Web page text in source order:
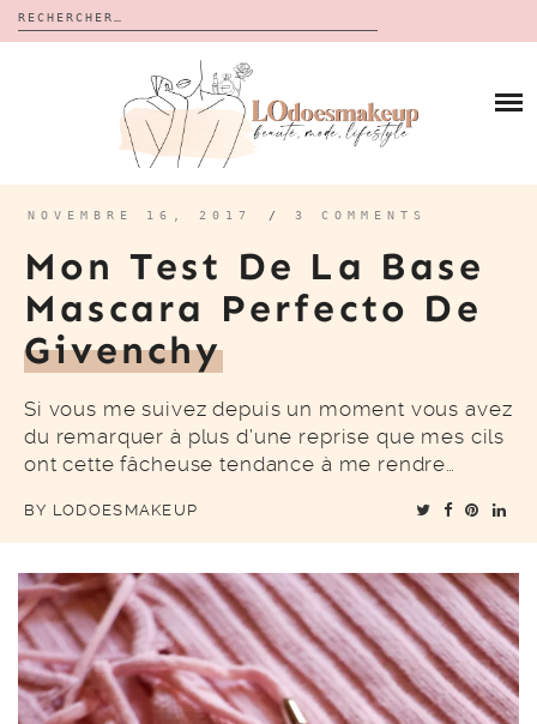
Rechercher :
CALENDRIERS DE L’AVENT
BON PLAN
À PROPOS
CONTACT
NOVEMBRE 16, 2017 / 3 COMMENTS
Mon Test De La Base
Mascara Perfecto De
Givenchy
Si vous me suivez depuis un moment vous avez
du remarquer à plus d’une reprise que mes cils
ont cette fâcheuse tendance à me rendre…
BY LODOESMAKEUP